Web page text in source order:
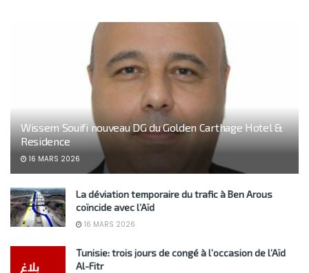
Wissem Souifi nouveau DG du Golden Carthage Hotel &
Residence
16 MARS 2026
La déviation temporaire du trafic à Ben Arous
coïncide avec l’Aïd
16 MARS 2026
Tunisie: trois jours de congé à l’occasion de l’Aïd
Al-Fitr